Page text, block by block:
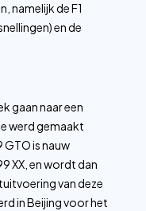
namelijk de F1
en de
gaan naar een
werd gemaakt
GTO is nauw
XX, en wordt dan
van deze
in Beijing voor het